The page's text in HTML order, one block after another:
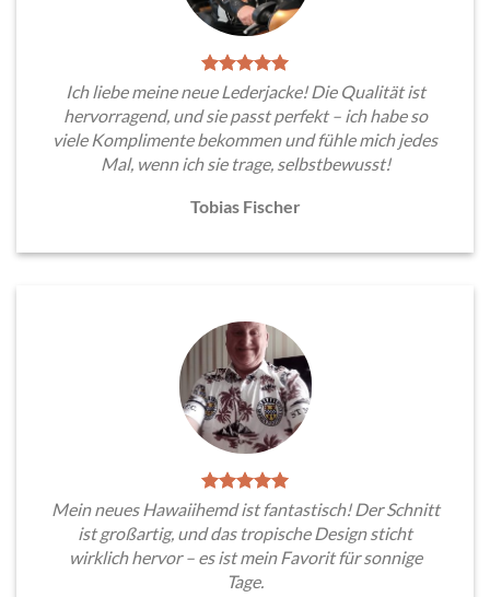
Ich liebe meine neue Lederjacke! Die Qualität ist
hervorragend, und sie passt perfekt – ich habe so
viele Komplimente bekommen und fühle mich jedes
Mal, wenn ich sie trage, selbstbewusst!
Tobias Fischer
Mein neues Hawaiihemd ist fantastisch! Der Schnitt
ist großartig, und das tropische Design sticht
wirklich hervor – es ist mein Favorit für sonnige
Tage.